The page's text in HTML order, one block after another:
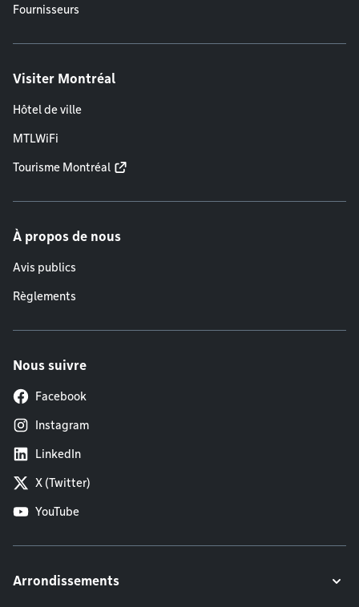
Fournisseurs
Visiter Montréal
Hôtel de ville
MTLWiFi
Tourisme Montréal
À propos de nous
Avis publics
Règlements
Nous suivre
Facebook
Instagram
LinkedIn
X (Twitter)
YouTube
Arrondissements